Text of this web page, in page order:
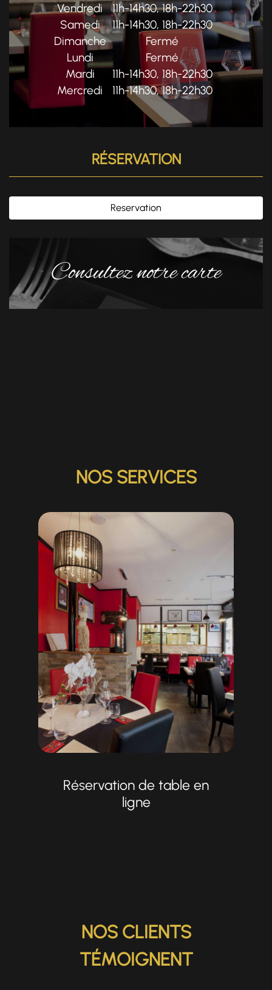
Vendredi
11h-14h30, 18h-22h30
Samedi
11h-14h30, 18h-22h30
Dimanche
Fermé
Lundi
Fermé
Mardi
11h-14h30, 18h-22h30
Mercredi
11h-14h30, 18h-22h30
RÉSERVATION
Reservation
Consultez notre carte
NOS SERVICES
Réservation de table en
ligne
NOS CLIENTS
TÉMOIGNENT